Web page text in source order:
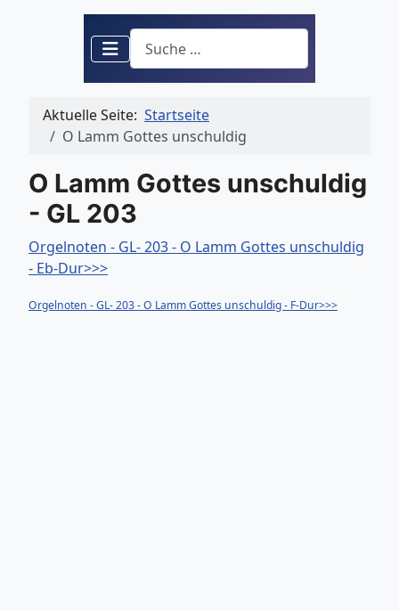
Suchen
Aktuelle Seite: Startseite
O Lamm Gottes unschuldig
O Lamm Gottes unschuldig
- GL 203
Orgelnoten - GL- 203 - O Lamm Gottes unschuldig
- Eb-Dur>>>
Orgelnoten - GL- 203 - O Lamm Gottes unschuldig - F-Dur>>>